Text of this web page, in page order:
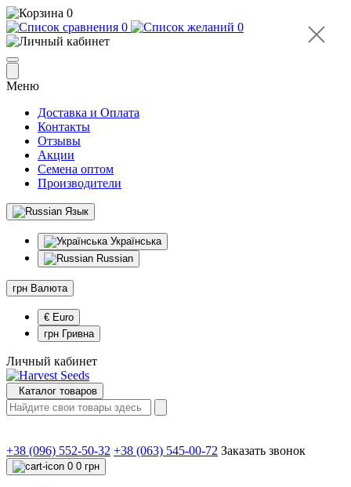
0
0
0
Меню
Доставка и Оплата
Контакты
Отзывы
Акции
Семена оптом
Производители
Язык
Українська
Russian
грн Валюта
€ Euro
грн Гривна
Личный кабинет
Каталог товаров
+38 (096) 552-50-32 +38 (063) 545-00-72 Заказать звонок
0 0 грн